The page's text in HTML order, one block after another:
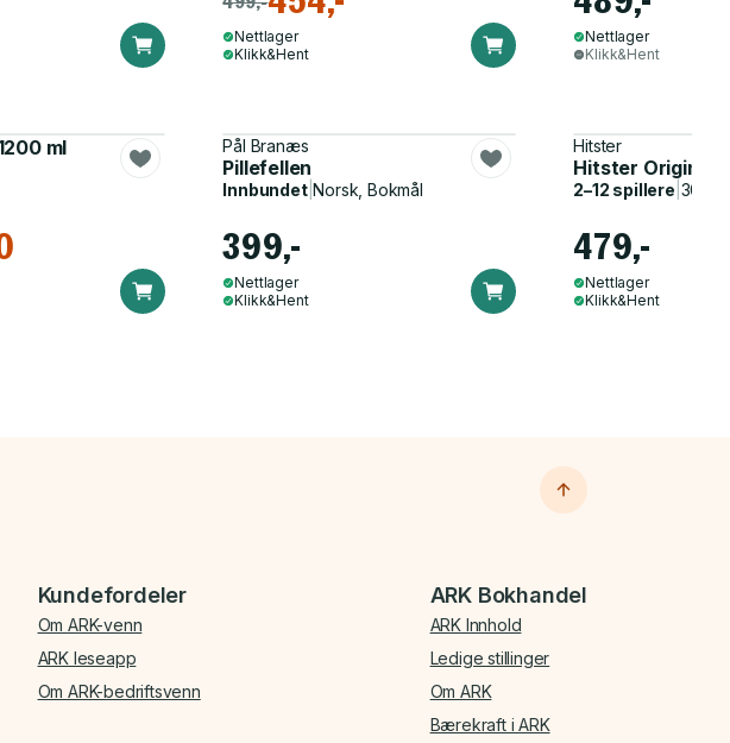
Nettlager
Klikk&Hent
Nettlager
Klikk&Hent
ml Pål Branæs
Pillefellen
Innbundet|Norsk, Bokmål
399,-
Nettlager
Klikk&Hent
Hitster
Hitster Original
2–12 spillere
479,-
Nettlager
Klikk&Hent
Kundefordeler
Om ARK-venn
ARK leseapp
Om ARK-bedriftsvenn
ARK Bokhandel
ARK Innhold
Ledige stillinger
Om ARK
Bærekraft i ARK